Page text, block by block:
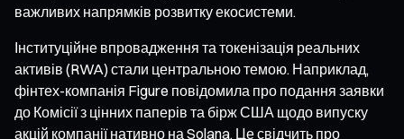
важливих напрямків розвитку екосистеми.
Інституційне впровадження та токенізація реальних
активів (RWA) стали центральною темою. Наприклад,
фінтех-компанія Figure повідомила про подання заявки
до Комісії з цінних паперів та бірж США щодо випуску
акцій компанії нативно на Solana. Це свідчить про